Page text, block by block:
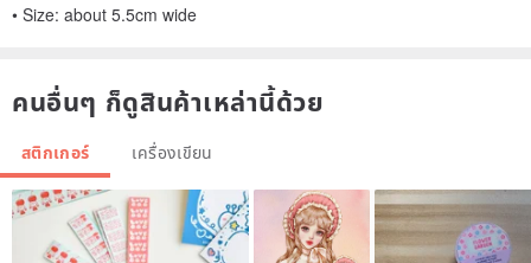
• Size: about 5.5cm wide
คนอื่นๆ ก็ดูสินค้าเหล่านี้ด้วย
สติกเกอร์ เครื่องเขียน